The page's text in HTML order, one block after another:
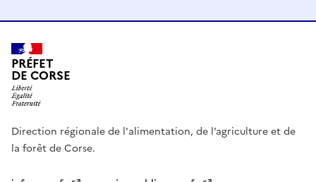
PRÉFET
DE CORSE
Direction régionale de l'alimentation, de l’agriculture et de
la forêt de Corse.